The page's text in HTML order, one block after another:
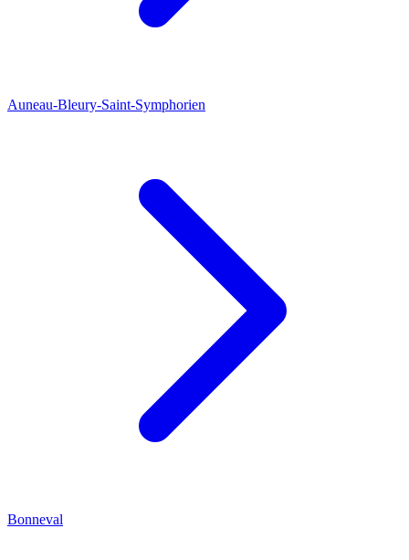
Auneau-Bleury-Saint-Symphorien
Bonneval